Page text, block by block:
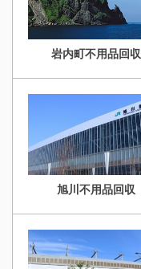
岩内町不用品回収
旭川不用品回収